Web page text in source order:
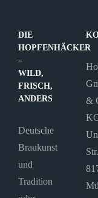
DIE
HOPFENHÄCKER
–
WILD,
FRISCH,
ANDERS
Deutsche
Braukunst
und
Tradition
&